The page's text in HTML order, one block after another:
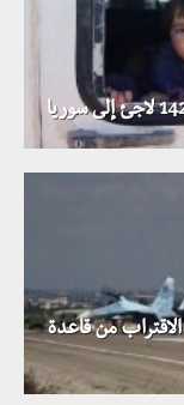
من قاعدة